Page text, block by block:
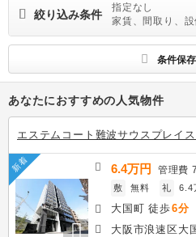
絞り込み条件
指定なし
家賃、間取り、
す
条件保
あなたにおすすめの人気物件
エステムコート難波サウスプレイ
新着 6.4万円 管理費
敷 無料 礼 6.4
大国町 徒歩6分
大阪市浪速区大